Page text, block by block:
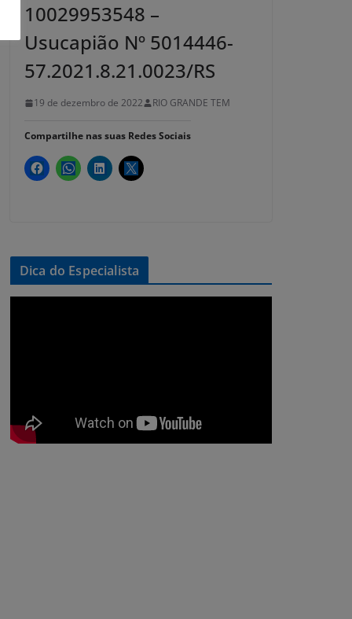
10029953548 –
Usucapião Nº 5014446-
57.2021.8.21.0023/RS
19 de dezembro de 2022 RIO GRANDE TEM
Compartilhe nas suas Redes Sociais
Dica do Especialista